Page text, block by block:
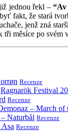
jednou řekl –“Av
fakt, že stará
jenž zná
měsíce po svém
Recenze
Ragnarök Festival
Recenze
– March of
Naturbål Recenze
Recenze